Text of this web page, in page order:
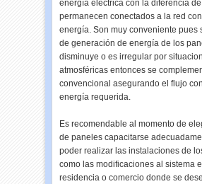
energía eléctrica con la diferencia
permanecen conectados a la red
energía. Son muy conveniente pues
de generación de energía de los
disminuye o es irregular por
atmosféricas entonces se
convencional asegurando el flujo
energía requerida.
Es recomendable al momento de
de paneles capacitarse
poder realizar las instalaciones de
como las modificaciones al sistema
residencia o comercio donde se